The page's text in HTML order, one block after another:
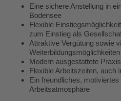
Eine sichere Anstellung in
Bodensee
Flexible
zum Einstieg als
Attraktive Vergütung sowie
Weiterbildungsmöglichkeiten
Modern ausgestattete
Flexible Arbeitszeiten, auch
Ein freundliches,
Arbeitsatmosphäre